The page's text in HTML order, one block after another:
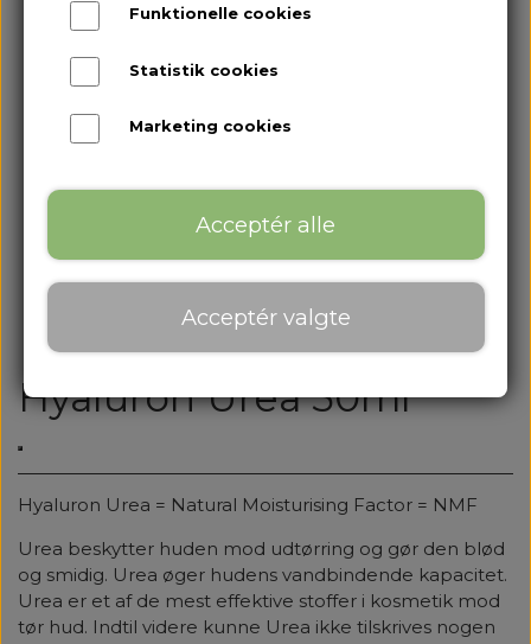
Hyaluron Urea 50ml
Hyaluron Urea = Natural Moisturising Factor = NMF
Urea beskytter huden mod udtørring og gør den blød
og smidig. Urea øger hudens vandbindende kapacitet.
Urea er et af de mest effektive stoffer i kosmetik mod
tør hud. Indtil videre kunne Urea ikke tilskrives nogen
Funktionelle cookies
Statistik cookies
Marketing cookies
Acceptér alle
Acceptér valgte